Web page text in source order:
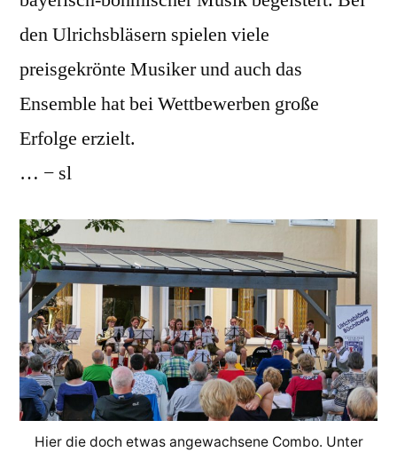
den Ulrichsbläsern spielen viele
preisgekrönte Musiker und auch das
Ensemble hat bei Wettbewerben große
Erfolge erzielt.
… − sl
Hier die doch etwas angewachsene Combo. Unter